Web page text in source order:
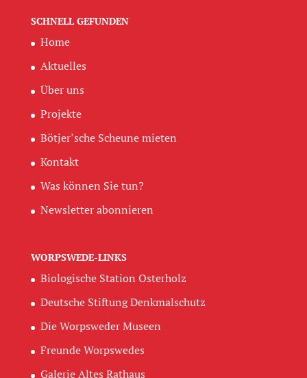
SCHNELL GEFUNDEN
Home
Aktuelles
Über uns
Projekte
Bötjer’sche Scheune mieten
Kontakt
Was können Sie tun?
Newsletter abonnieren
WORPSWEDE-LINKS
Biologische Station Osterholz
Deutsche Stiftung Denkmalschutz
Die Worpsweder Museen
Freunde Worpswedes
Galerie Altes Rathaus